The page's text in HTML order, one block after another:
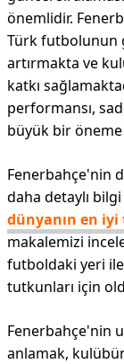
önemlidir.
Türk futbolunun
artırmakta ve
katkı
performansı,
büyük bir
Fenerbahçe'nin
daha detaylı
dünyanın en iyi
makalemizi
futboldaki yeri
tutkunları için
Fenerbahçe'nin
anlamak,